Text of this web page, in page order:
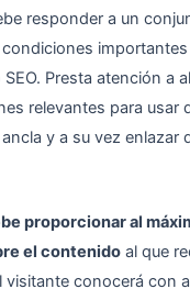
responder a un
Presta atención a
relevantes para usar
y a su vez enlazar
proporcionar al
el contenido al que
visitante conocerá con